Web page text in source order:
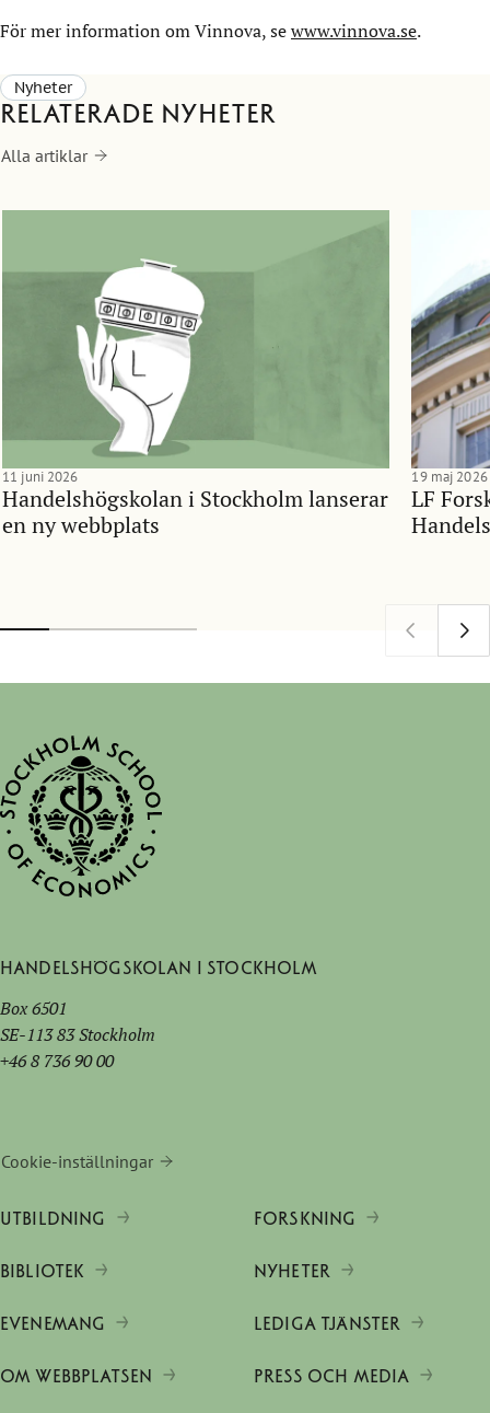
För mer information om Vinnova, sewww.vinnova.se.
Nyheter
Relaterade nyheter
Alla artiklar
Handelshögskolan i Stockholm lanserar
en ny webbplats
11 juni 2026
LF
19 maj 2026
Handelshögskolan i Stockholm
Box 6501
SE-113 83 Stockholm
+46 8 736 90 00
Cookie-inställningar
UTBILDNING FORSKNING
BIBLIOTEK NYHETER
EVENEMANG LEDIGA TJÄNSTER
OM WEBBPLATSEN PRESS OCH MEDIA